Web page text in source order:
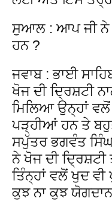
ਸੁਆਲ : ਆਪ ਜੀ ਨੇ
ਹਨ ?
ਜਵਾਬ : ਭਾਈ
ਖੋਜ ਦੀ ਦ੍ਰਿਸ਼ਟੀ
ਮਿਲਿਆ ਉਨ੍ਹਾਂ
ਪੜ੍ਹੀਆਂ ਹਨ ਤੇ
ਸਪੁੱਤਰ ਭਗਵੰਤ ਸਿੰਘ
ਨੇ ਖੋਜ ਦੀ
ਤਿੰਨ੍ਹਾਂ ਵਲੋਂ ਖੁਦ
ਕੁਝ ਨਾ ਕੁਝ